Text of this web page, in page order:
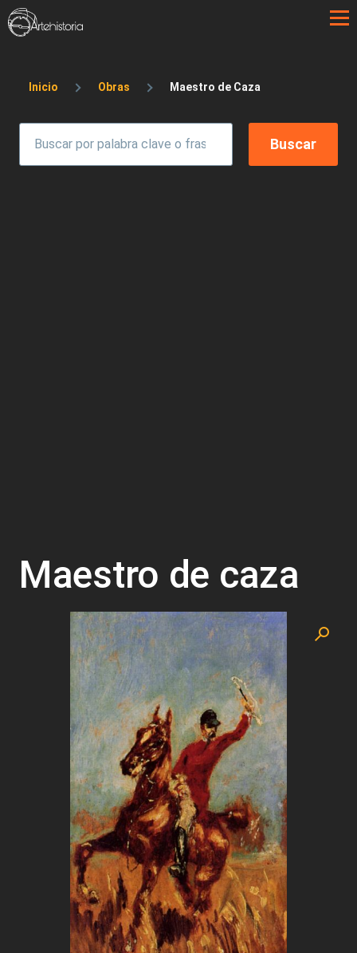
Pasar al contenido principal
Sobrescribir enlaces de ayuda a la
Inicio Obras Maestro de Caza
Maestro de caza